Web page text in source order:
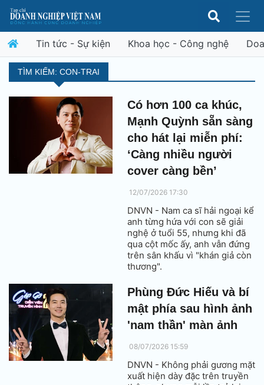
Tin tức - Sự kiện Khoa học - Công nghệ
TÌM KIẾM: CON-TRAI
Có hơn 100 ca khúc,
Mạnh Quỳnh sẵn sàng
cho hát lại miễn phí:
‘Càng nhiều người
cover càng bền’
12/07/2026 17:30
DNVN - Nam ca sĩ hải ngoại kể
anh từng hứa với con sẽ giải
nghệ ở tuổi 55, nhưng khi đã
qua cột mốc ấy, anh vẫn đứng
trên sân khấu vì "khán giả còn
thương".
Phùng Đức Hiếu và bí
mật phía sau hình ảnh
'nam thần' màn ảnh
08/07/2026 15:59
DNVN - Không phải gương mặt
xuất hiện dày đặc trên truyền